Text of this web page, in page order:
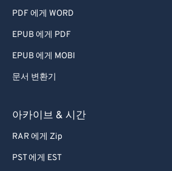
PDF 에게 WORD
EPUB 에게 PDF
EPUB 에게 MOBI
문서 변환기
아카이브 & 시간
RAR 에게 Zip
PST 에게 EST